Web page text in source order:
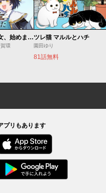
世界最強の魔女、始めました ～私だけ『攻略サイト』を見れる世界で自由に生きます～
環
ツレ猫 マルルとハチ
園田ゆり
81話無料
プリもあります